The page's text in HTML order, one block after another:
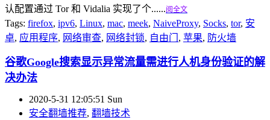
认配置通过 Tor 和 Vidalia 实现了个......阅全文
Tags: firefox, ipv6, Linux, mac, meek, NaiveProxy, Socks, tor, 安
卓, 应用程序, 网络审查, 网络封锁, 自由门 , 苹果, 防火墙
谷歌Google搜索显示异常流量需进行人机身份验证的解
决办法
2020-5-31 12:05:51 Sun
安全翻墙推荐, 翻墙技术